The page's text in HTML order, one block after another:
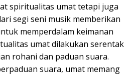
spiritualitas umat tetapi juga
segi seni musik memberikan
memperdalam keimanan
umat dilakukan serentak
rohani dan paduan suara.
suara, umat memang